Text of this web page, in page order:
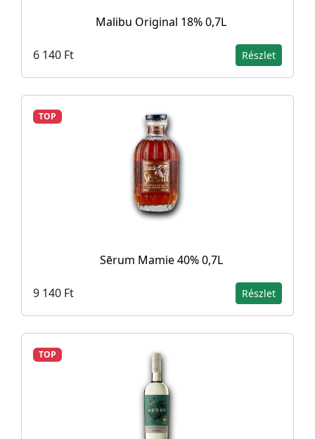
Malibu Original 18% 0,7L
6 140 Ft Részlet
TOP
Sērum Mamie 40% 0,7L
9 140 Ft Részlet
TOP